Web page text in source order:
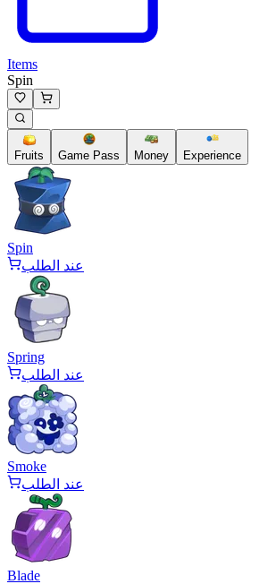
Items
Spin
Fruits Game Pass Money Experience
Spin
عند الطلب
Spring
عند الطلب
Smoke
عند الطلب
Blade